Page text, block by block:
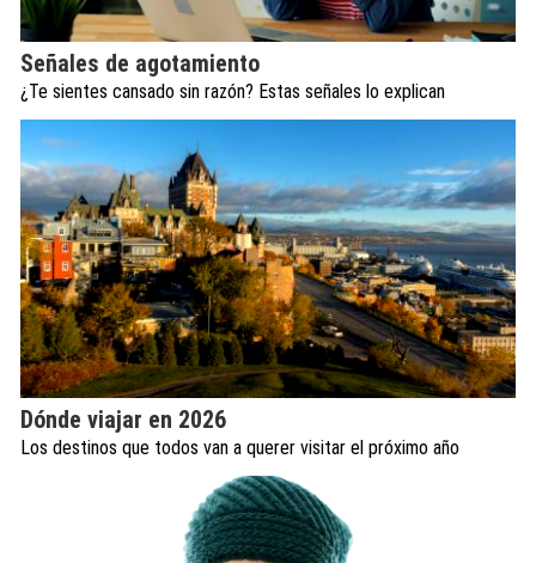
Señales de agotamiento
¿Te sientes cansado sin razón? Estas señales lo explican
Dónde viajar en 2026
Los destinos que todos van a querer visitar el próximo año